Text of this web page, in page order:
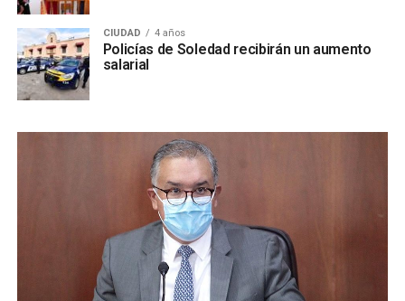
CIUDAD 4 años
Policías de Soledad recibirán un aumento
salarial